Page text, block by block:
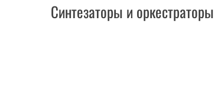
Синтезаторы и оркестраторы